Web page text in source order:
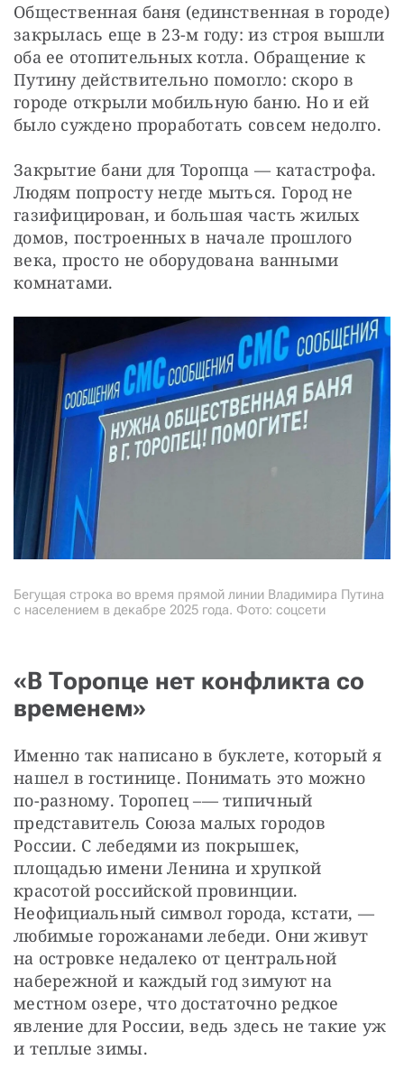
Общественная баня (единственная в городе)
закрылась еще в 23-м году: из строя вышли
оба ее отопительных котла. Обращение к
Путину действительно помогло: скоро в
городе открыли мобильную баню. Но и ей
было суждено проработать совсем недолго.
Закрытие бани для Торопца — катастрофа.
Людям попросту негде мыться. Город не
газифицирован, и большая часть жилых
домов, построенных в начале прошлого
века, просто не оборудована ванными
комнатами.
Бегущая строка во время прямой линии Владимира Путина
с населением в декабре 2025 года. Фото: соцсети
«В Торопце нет конфликта со
временем»
Именно так написано в буклете, который я
нашел в гостинице. Понимать это можно
по-разному. Торопец –— типичный
представитель Союза малых городов
России. С лебедями из покрышек,
площадью имени Ленина и хрупкой
красотой российской провинции.
Неофициальный символ города, кстати, —
любимые горожанами лебеди. Они живут
на островке недалеко от центральной
набережной и каждый год зимуют на
местном озере, что достаточно редкое
явление для России, ведь здесь не такие уж
и теплые зимы.